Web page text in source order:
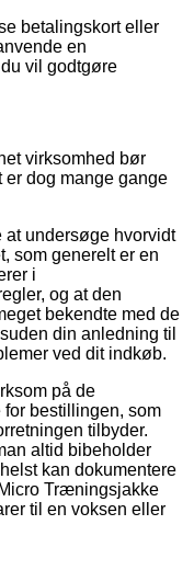
betalingskort eller
en
vil godtgøre
virksomhed bør
er dog mange gange
undersøge hvorvidt
som generelt er en
i
og at den
bekendte med de
din anledning til
ved dit indkøb.
på de
bestillingen, som
tilbyder.
altid bibeholder
kan dokumentere
Træningsjakke
til en voksen eller